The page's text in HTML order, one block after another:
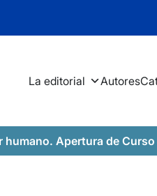
La editorial Autores
de Curso